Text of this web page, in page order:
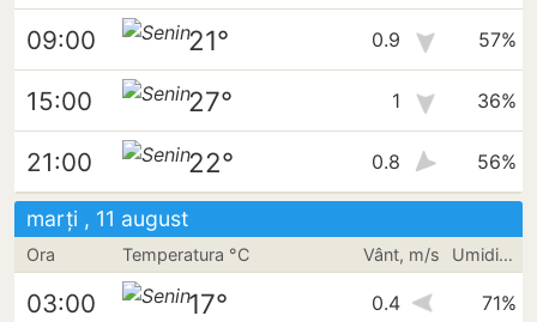
09:00 21° 0.9 57%
15:00 27° 1 36%
21:00 22° 0.8 56%
marți , 11 august
Ora Temperatura °C Vânt, m/s Umiditate
03:00 17° 0.4 71%